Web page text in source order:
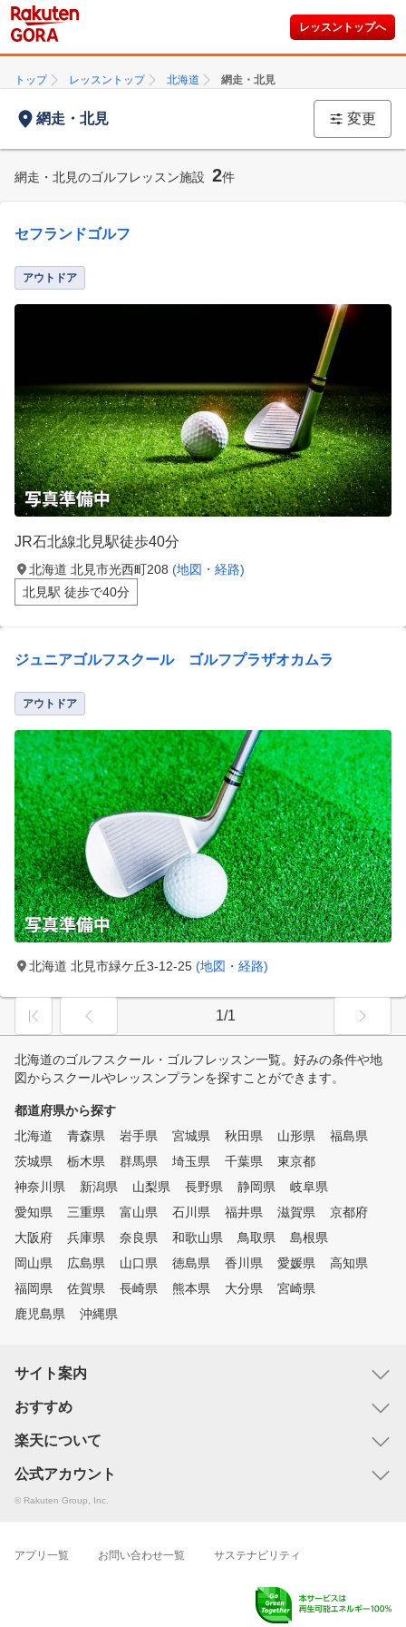
レッスントップへ
トップ レッスントップ 北海道 網走・北見
網走・北見 変更
網走・北見のゴルフレッスン施設 2件
セフランドゴルフ
アウトドア
JR石北線北見駅徒歩40分
北海道 北見市光西町208 (地図・経路)
北見駅 徒歩で40分
ジュニアゴルフスクール ゴルフプラザオカムラ
アウトドア
北海道 北見市緑ケ丘3-12-25 (地図・経路)
1/1
北海道のゴルフスクール・ゴルフレッスン一覧。好みの条件や地
図からスクールやレッスンプランを探すことができます。
都道府県から探す
北海道
青森県 岩手県 宮城県 秋田県 山形県
福島県
茨城県
栃木県 群馬県 埼玉県 千葉県
東京都
神奈川県
新潟県 山梨県 長野県 静岡県
岐阜県
愛知県
三重県 富山県 石川県 福井県 滋賀県
京都府
大阪府
兵庫県 奈良県 和歌山県 鳥取県
島根県
岡山県
広島県 山口県 徳島県 香川県 愛媛県
高知県
福岡県
佐賀県 長崎県 熊本県 大分県
宮崎県
鹿児島県
沖縄県
サイト案内
おすすめ
楽天について
公式アカウント
© Rakuten Group, Inc.
アプリ一覧 お問い合わせ一覧 サステナビリティ